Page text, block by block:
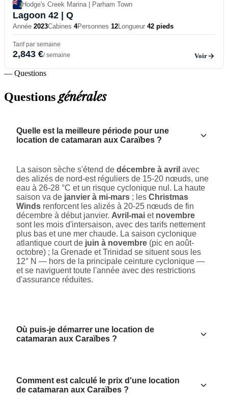
Hodge's Creek Marina | Parham Town
Lagoon 42 | Q
Année 2023Cabines 4Personnes 12Longueur 42 pieds
Tarif par semaine
2,843 €/ semaine Voir
— Questions
Questionsgénérales
Quelle est la meilleure période pour une
location de catamaran aux Caraïbes ?
La saison sèche s'étend de décembre à avril avec
des alizés de nord-est réguliers de 15-20 nœuds, une
eau à 26-28 °C et un risque cyclonique nul. La haute
saison va de janvier à mi-mars ; les Christmas
Winds renforcent les alizés à 20-25 nœuds de fin
décembre à début janvier. Avril-mai et novembre
sont les mois d'intersaison, avec des tarifs nettement
plus bas et une mer chaude. La saison cyclonique
atlantique court de juin à novembre (pic en août-
octobre) ; la Grenade et Trinidad se situent sous les
12° N — hors de la principale ceinture cyclonique —
et se naviguent toute l'année avec des restrictions
d'assurance réduites.
Où puis-je démarrer une location de
catamaran aux Caraïbes ?
Comment est calculé le prix d'une location
de catamaran aux Caraïbes ?